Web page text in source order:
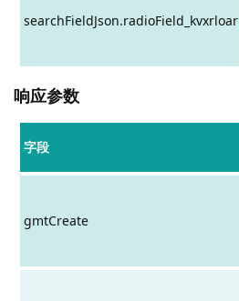
searchFieldJson.radioField_kvxrloar
响应参数
字段
gmtCreate